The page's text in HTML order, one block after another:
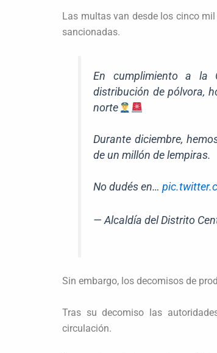
Las multas van desde los cinco
sancionadas.
En cumplimiento a la
distribución de pólvora,
norte
Durante diciembre,
de un millón de lempiras.
No dudés en…
— Alcaldía del Distrito
Sin embargo, los decomisos de
Tras su decomiso las
circulación.